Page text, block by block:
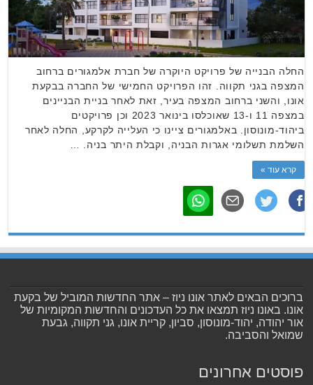
החלה הבנייה של פרויקט היוקרה של חברת אלמגורים ברחוב
המצפה בגני תקווה. זהו הפרויקט החמישי של החברה בבקעת
אונו, והשני ברחוב המצפה בעיר, זאת לאחר בניית הבניינים
במצפה 11 ו-13 שאוכלסו בינואר 2023 וכן פרויקטים
ביהוד-מונוסון. באלמגורים ציינו כי העלייה לקרקע, החלה לאחר
השלמת תשלומי אגרות הבניה, וקבלת היתר בניה. …
קרא עוד »
ברוכים הבאים לאתר אונו ניוז – אתר החדשות המוביל של בקעת
אונו. באונו ניוז תמצאו את כל העדכונים והחדשות המקומיות של
אור יהודה, יהוד-מונוסון, סביון, קריית אונו, גני תקווה, גבעת
שמואל והסביבה.
פוסטים אחרונים